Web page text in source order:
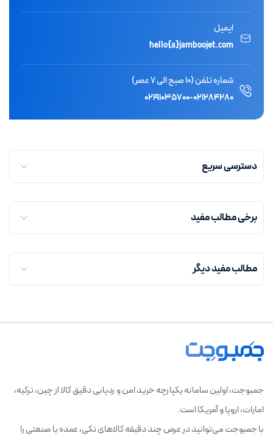
شماره تلفن (10 صبح الی 7 عصر)
۰۲۱۲۸۴۲۸۰-۰۲۱۹۱۰۳۵۷۰۰
ایمیل
hello{a}jamboojet.com
دسترسی سریع
قوانین و مقررات
برخی مطالب مفید
خرید از علی بابا
خرید از علی اکسپرس
خرید از انگلیس و اروپا
مطالب مفید دیگر
خرید از علی بابا چین یا علی اکسپرس
خرید تکی یا شخصی از چین با جمبوجت
جمبوجت، اولین سامانه یکپارچه خرید امن و ردیابی دقیق کالا از چین، ترکیه،
امارات، اروپا و آمریکا است.
با جمبوجت می‌توانید در عرض چند دقیقه کالاهای تکی، عمده یا صنعتی را